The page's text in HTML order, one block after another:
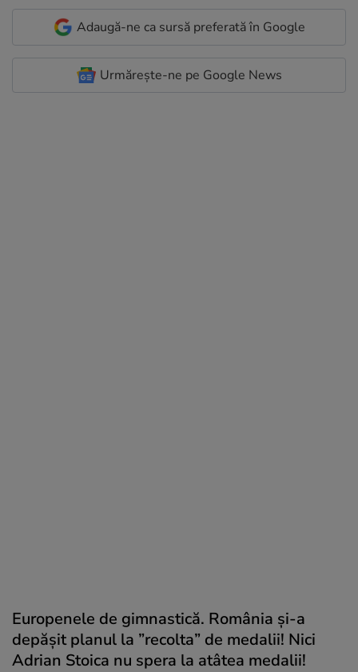
Adaugă-ne ca sursă preferată în Google
Urmărește-ne pe Google News
Europenele de gimnastică. România și-a
depășit planul la ”recolta” de medalii! Nici
Adrian Stoica nu spera la atâtea medalii!